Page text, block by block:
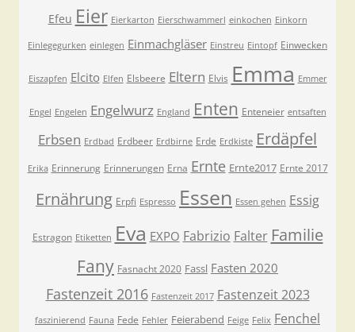
Efeu Eier Eierkarton Eierschwammerl einkochen Einkorn
Einlegegurken einlegen Einmachgläser Einstreu Eintopf Einwecken
Eiszapfen Elcito Elfen Elsbeere Eltern Elvis Emma Emmer
Engel Engelen Engelwurz England Enten Enteneier entsaften
Erbsen Erdbad Erdbeer Erdbirne Erde Erdkiste Erdäpfel
Erika Erinnerung Erinnerungen Erna Ernte Ernte2017 Ernte 2017
Ernährung Erpfi Espresso Essen Essen gehen Essig
Estragon Etiketten Eva EXPO Fabrizio Falter Familie
Fany Fasnacht 2020 Fassl Fasten 2020
Fastenzeit 2016 Fastenzeit 2017 Fastenzeit 2023
faszinierend Fauna Fede Fehler Feierabend Feige Felix Fenchel